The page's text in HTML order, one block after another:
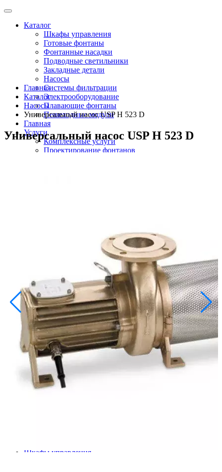
Каталог
Шкафы управления
Готовые фонтаны
Фонтанные насадки
Подводные светильники
Закладные детали
Насосы
Системы фильтрации
Электрооборудование
Плавающие фонтаны
Пешеходные модули
Главная
Услуги
Комплексные услуги
Проектирование фонтанов
Каталог
Шкафы управления
Готовые фонтаны
Фонтанные насадки
Подводные светильники
Закладные детали
Насосы
Системы фильтрации
Электрооборудование
Плавающие фонтаны
Пешеходные модули
Шкафы управления
Главная
Каталог
Насосы
Универсальный насос USP H 523 D
Универсальный насос USP H 523 D